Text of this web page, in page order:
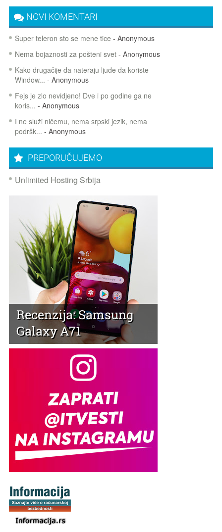
NOVI KOMENTARI
Super teleron sto se mene tice - Anonymous
Nema bojaznosti za pošteni svet- Anonymous
Kako drugačije da nateraju ljude da koriste
Window... - Anonymous
Fejs je zlo nevidjeno! Dve i po godine ga ne
koris... - Anonymous
I ne služi ničemu, nema srpski jezik, nema
podršk... - Anonymous
PREPORUČUJEMO
Unlimited Hosting Srbija
Recenzija: Samsung
Galaxy A71